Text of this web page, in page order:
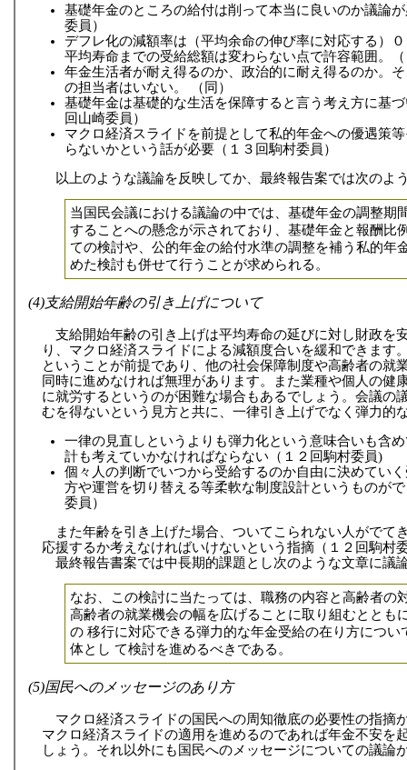
基礎年金のところの給付は削って本当に良いのか議論
委員）
デフレ化の減額率は（平均余命の伸び率に対応する）
平均寿命までの受給総額は変わらない点で許容範囲。
年金生活者が耐え得るのか、政治的に耐え得るのか。
の担当者はいない。 （同）
基礎年金は基礎的な生活を保障すると言う考え方に基
回山崎委員）
マクロ経済スライドを前提として私的年金への優遇策
らないかという話が必要（１３回駒村委員）
以上のような議論を反映してか、最終報告案では次のよ
当国民会議における議論の中では、基礎年金の調整期
することへの懸念が示されており、基礎年金と報酬比
ての検討や、公的年金の給付水準の調整を補う私的年
めた検討も併せて行うことが求められる。
(4)支給開始年齢の引き上げについて
支給開始年齢の引き上げは平均寿命の延びに対し財政を
り、マクロ経済スライドによる減額度合いを緩和できます
ということが前提であり、他の社会保障制度や高齢者の就
同時に進めなければ無理があります。また業種や個人の健
に就労するというのが困難な場合もあるでしょう。会議の
むを得ないという見方と共に、一律引き上げでなく弾力的
一律の見直しというよりも弾力化という意味合いも含
計も考えていかなければならない（１２回駒村委員)
個々人の判断でいつから受給するのか自由に決めてい
方や運営を切り替える等柔軟な制度設計というものが
委員）
また年齢を引き上げた場合、ついてこられない人がでて
応援するか考えなければいけないという指摘（１２回駒村
最終報告書案では中長期的課題とし次のような文章に議
なお、この検討に当たっては、職務の内容と高齢者の
高齢者の就業機会の幅を広げることに取り組むととも
の 移行に対応できる弾力的な年金受給の在り方につい
体とし て検討を進めるべきである。
(5)国民へのメッセージのあり方
マクロ経済スライドの国民への周知徹底の必要性の指摘
マクロ経済スライドの適用を進めるのであれば年金不安を
しょう。それ以外にも国民へのメッセージについての議論